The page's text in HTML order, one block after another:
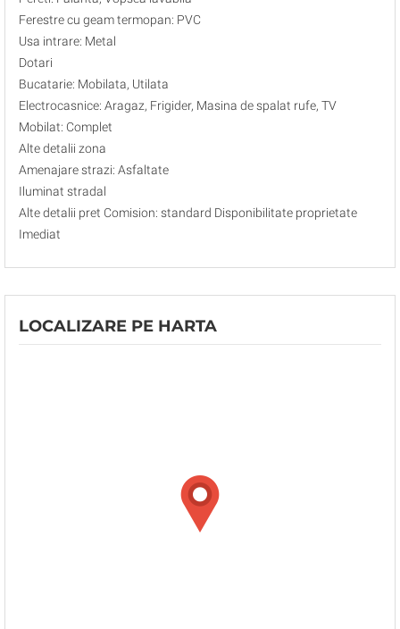
Ferestre cu geam termopan: PVC
Usa intrare: Metal
Dotari
Bucatarie: Mobilata, Utilata
Electrocasnice: Aragaz, Frigider, Masina de spalat rufe, TV
Mobilat: Complet
Alte detalii zona
Amenajare strazi: Asfaltate
Iluminat stradal
Alte detalii pret Comision: standard Disponibilitate proprietate
Imediat
LOCALIZARE PE HARTA